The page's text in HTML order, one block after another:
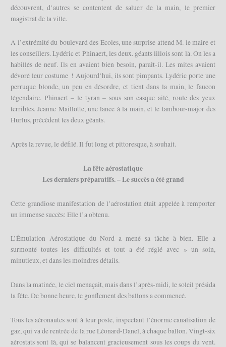
découvrent, d’autres se contentent de saluer de la main, le premier
magistrat de la ville.
A l’extrémité du boulevard des Ecoles, une surprise attend M. le maire et
les conseillers. Lydéric et Phinaert, les deux. géants lillois sont là. On les a
habillés de neuf. Ils en avaient bien besoin, paraît-il. Les mites avaient
dévoré leur costume ! Aujourd’hui, ils sont pimpants. Lydéric porte une
perruque blonde, un peu en désordre, et tient dans la main, le faucon
légendaire. Phinaert – le tyran – sous son casque ailé, roule des yeux
terribles. Jeanne Maillotte, une lance à la main, et le tambour-major des
Hurlus, précèdent tes deux géants.
Après la revue, le défilé. Il fut long et pittoresque, à souhait.
La fête aérostatique
Les derniers préparatifs. – Le succès a été grand
Cette grandiose manifestation de l’aérostation était appelée à remporter
un immense succès: Elle l’a obtenu.
L’Émulation Aérostatique du Nord a mené sa tâche à bien. Elle a
surmonté toutes les difficultés et tout a été réglé avec » un soin,
minutieux, et dans les moindres détails.
Dans la matinée, le ciel menaçait, mais dans l’après-midi, le soleil présida
la fête. De bonne heure, le gonflement des ballons a commencé.
Tous les aéronautes sont à leur poste, inspectant l’énorme canalisation de
gaz, qui va de rentrée de la rue Léonard-Danel, à chaque ballon. Vingt-six
aérostats sont là, qui se balancent gracieusement sous les coups du vent.